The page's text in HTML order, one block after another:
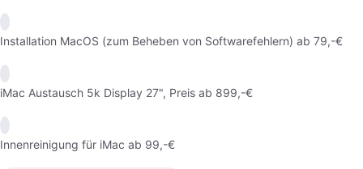
Installation MacOS (zum Beheben von Softwarefehlern) ab 79,-€
iMac Austausch 5k Display 27", Preis ab 899,-€
Innenreinigung für iMac ab 99,-€